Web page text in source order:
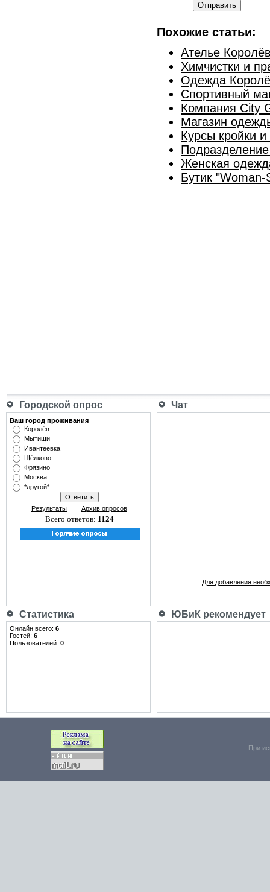
Отправить
Похожие статьи:
Ателье
Химчистки и
Одежда
Спортивный
Компания City
Магазин
Курсы кройки
Женская
Бутик
Городской опрос Чат
Ваш город проживания
Королёв
Мытищи
Ивантеевка
Щёлково
Фрязино
Москва
*другой*
Результаты Архив опросов
Всего ответов: 1124
Для добавления
Статистика ЮБиК рекомендует
Онлайн всего: 6
Гостей: 6
Пользователей: 0
При